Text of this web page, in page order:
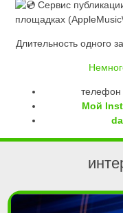
Сервис
площадках
Длительность одного
телефон
Мой